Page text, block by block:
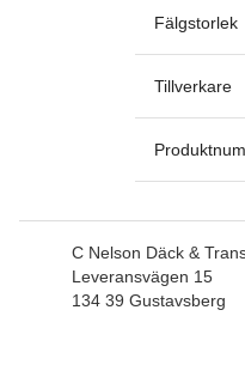
Fälgstorlek
Tillverkare
C Nelson Däck &
Leveransvägen 15
134 39 Gustavsberg